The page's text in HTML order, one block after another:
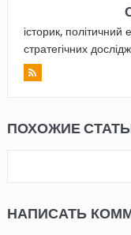
історик,
стратегічних
ПОХОЖИЕ
НАПИСАТЬ